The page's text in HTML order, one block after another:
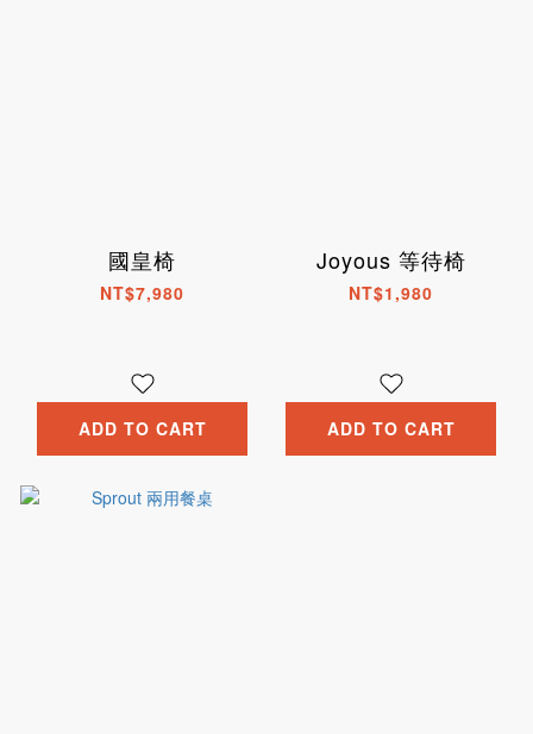
國皇椅
NT$7,980
ADD TO CART
Joyous 等待椅
NT$1,980
ADD TO CART